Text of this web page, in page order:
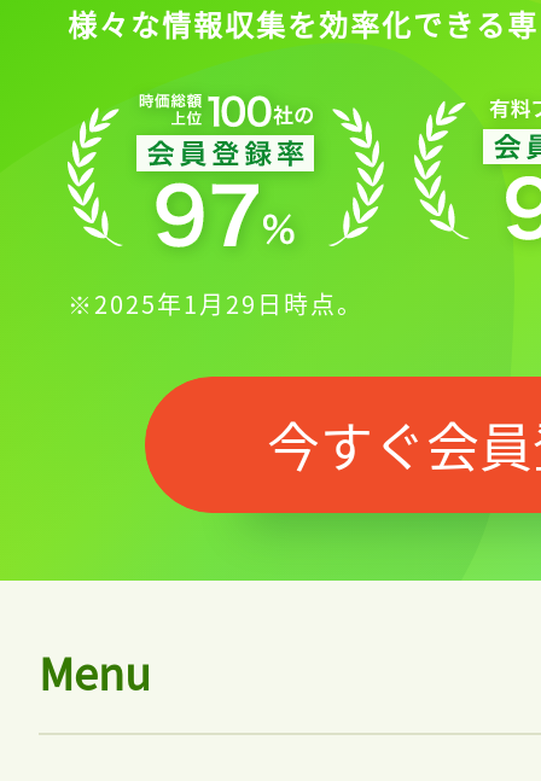
様々な情報収集を効率化できる
※2025年1月29日時点。
今すぐ会
Menu